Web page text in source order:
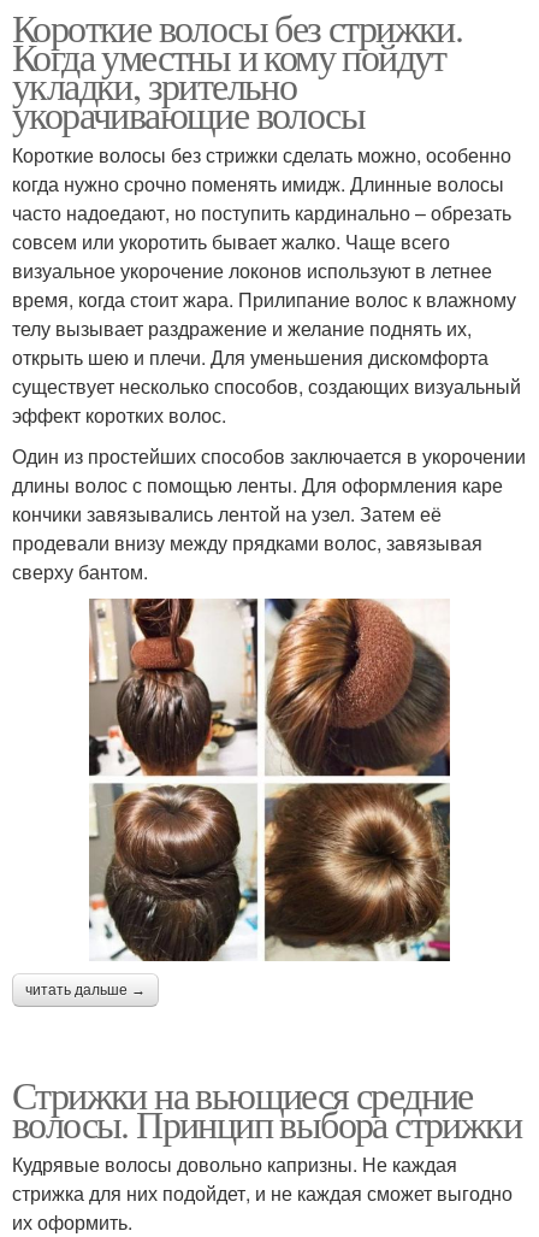
Короткие волосы без стрижки.
Когда уместны и кому пойдут
укладки, зрительно
укорачивающие волосы
Короткие волосы без стрижки сделать можно, особенно
когда нужно срочно поменять имидж. Длинные волосы
часто надоедают, но поступить кардинально – обрезать
совсем или укоротить бывает жалко. Чаще всего
визуальное укорочение локонов используют в летнее
время, когда стоит жара. Прилипание волос к влажному
телу вызывает раздражение и желание поднять их,
открыть шею и плечи. Для уменьшения дискомфорта
существует несколько способов, создающих визуальный
эффект коротких волос.
Один из простейших способов заключается в укорочении
длины волос с помощью ленты. Для оформления каре
кончики завязывались лентой на узел. Затем её
продевали внизу между прядками волос, завязывая
сверху бантом.
читать дальше →
Стрижки на вьющиеся средние
волосы. Принцип выбора стрижки
Кудрявые волосы довольно капризны. Не каждая
стрижка для них подойдет, и не каждая сможет выгодно
их оформить.